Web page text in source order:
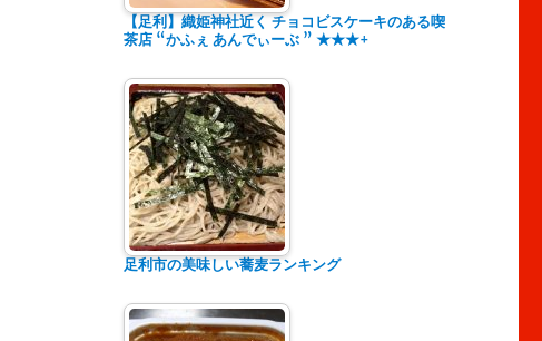
【足利】織姫神社近く チョコビスケーキのある喫
茶店 “かふぇ あんでぃーぶ ” ★★★+
足利市の美味しい蕎麦ランキング